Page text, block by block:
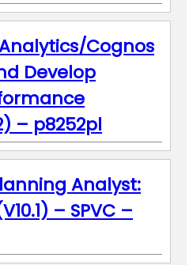
Cognos
Develop
– p8252pl
Analyst:
– SPVC –